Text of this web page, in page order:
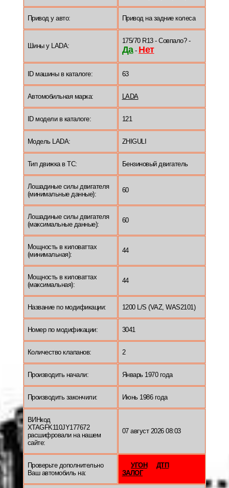
Привод у авто: Привод на задние колеса
Шины у LADA:
175/70 R13 - Совпало? -
Да- Нет
ID машины в каталоге: 63
Автомобильная марка: LADA
ID модели в каталоге: 121
Модель LADA: ZHIGULI
Тип движка в ТС: Бензиновый двигатель
Лошадиные силы двигателя
(минимальные данные):
60
Лошадиные силы двигателя
(максимальные данные):
60
Мощность в киловаттах
(минимальная):
44
Мощность в киловаттах
(максимальная):
44
Название по модификации: 1200 L/S (VAZ, WAS2101)
Номер по модификации: 3041
Количество клапанов: 2
Производить начали: Январь 1970 года
Производить закончили: Июнь 1986 года
ВИНкод
XTAGFK110JY177672
расшифровали на нашем
сайте:
07 август 2026 08:03
Проверьте дополнительно
Ваш автомобиль на:
УГОН
ДТП
ЗАЛОГ